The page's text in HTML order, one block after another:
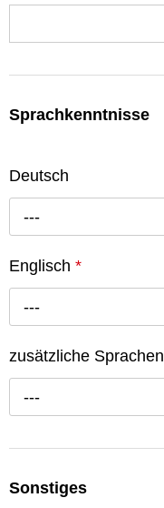
Sprachkenntnisse
Deutsch
---
Englisch *
---
zusätzliche Sprachen
---
Sonstiges